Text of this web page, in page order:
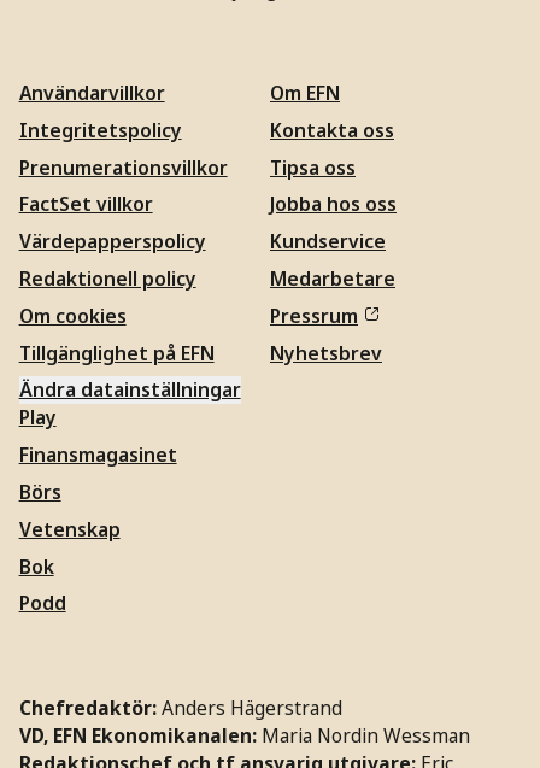
Användarvillkor
Integritetspolicy
Prenumerationsvillkor
FactSet villkor
Värdepapperspolicy
Redaktionell policy
Om cookies
Tillgänglighet på EFN
Ändra datainställningar
Om EFN
Kontakta oss
Tipsa oss
Jobba hos oss
Kundservice
Medarbetare
Pressrum
Nyhetsbrev
Play
Finansmagasinet
Börs
Vetenskap
Bok
Podd
Chefredaktör:Anders Hägerstrand
VD, EFN Ekonomikanalen: Maria Nordin Wessman